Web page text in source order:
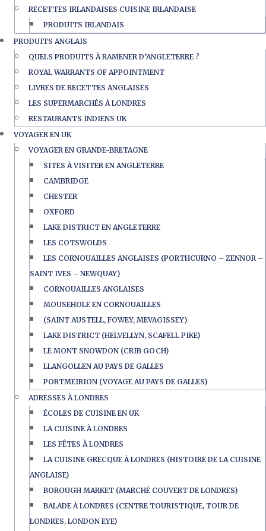
RECETTES IRLANDAISES CUISINE IRLANDAISE
PRODUITS IRLANDAIS
PRODUITS ANGLAIS
QUELS PRODUITS À RAMENER D’ANGLETERRE ?
ROYAL WARRANTS OF APPOINTMENT
LIVRES DE RECETTES ANGLAISES
LES SUPERMARCHÉS À LONDRES
RESTAURANTS INDIENS UK
VOYAGER EN UK
VOYAGER EN GRANDE-BRETAGNE
SITES À VISITER EN ANGLETERRE
CAMBRIDGE
CHESTER
OXFORD
LAKE DISTRICT EN ANGLETERRE
LES COTSWOLDS
LES CORNOUAILLES ANGLAISES (PORTHCURNO – ZENNOR –
SAINT IVES – NEWQUAY)
CORNOUAILLES ANGLAISES
MOUSEHOLE EN CORNOUAILLES
(SAINT AUSTELL, FOWEY, MEVAGISSEY)
LAKE DISTRICT (HELVELLYN, SCAFELL PIKE)
LE MONT SNOWDON (CRIB GOCH)
LLANGOLLEN AU PAYS DE GALLES
PORTMEIRION (VOYAGE AU PAYS DE GALLES)
ADRESSES À LONDRES
ÉCOLES DE CUISINE EN UK
LA CUISINE À LONDRES
LES FÊTES À LONDRES
LA CUISINE GRECQUE À LONDRES (HISTOIRE DE LA CUISINE
ANGLAISE)
BOROUGH MARKET (MARCHÉ COUVERT DE LONDRES)
BALADE À LONDRES (CENTRE TOURISTIQUE, TOUR DE
LONDRES, LONDON EYE)